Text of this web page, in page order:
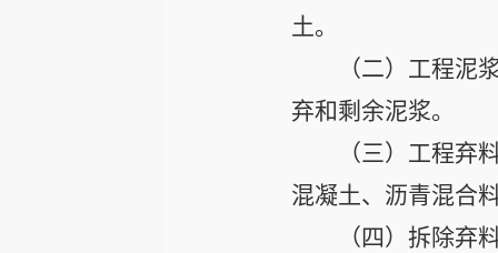
土。
（二）工程泥
弃和剩余泥浆。
（三）工程弃
混凝土、沥青混合
（四）拆除弃